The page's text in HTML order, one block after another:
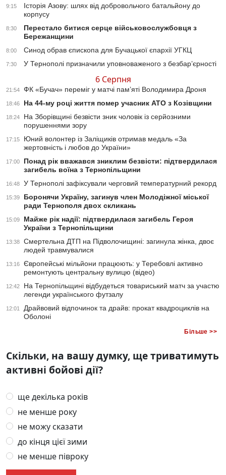
9:15
Історія Азову: шлях від добровольчого батальйону до
корпусу
8:30
Перестало битися серце військовослужбовця з
Бережанщини
8:00 Синод обрав єпископа для Бучацької єпархії УГКЦ
7:30 У Тернополі призначили уповноваженого з безбар’єрності
6 Серпня
21:54 ФК «Бучач» переміг у матчі пам’яті Володимира Дроня
18:46 На 44-му році життя помер учасник АТО з Козівщини
18:24
На Зборівщині безвісти зник чоловік із серйозними
порушеннями зору
17:15
Юний волонтер із Заліщиків отримав медаль «За
жертовність і любов до України»
17:00
Понад рік вважався зниклим безвісти: підтвердилася
загибель воїна з Тернопільщини
16:48 У Тернополі зафіксували черговий температурний рекорд
15:39
Боронячи Україну, загинув член Молодіжної міської
ради Тернополя двох скликань
15:09
Майже рік надії: підтвердилася загибель Героя
України з Тернопільщини
13:38
Смертельна ДТП на Підволочищині: загинула жінка, двоє
людей травмувалися
13:16
Європейські мільйони працюють: у Теребовлі активно
ремонтують центральну вулицю (відео)
12:42
На Тернопільщині відбудеться товариський матч за участю
легенди українського футзалу
12:01
Драйвовий відпочинок та драйв: прокат квадроциклів на
Оболоні
Більше >>
Скільки, на вашу думку, ще триватимуть
активні бойові дії?
ще декілька років
не менше року
не можу сказати
до кінця цієї зими
не менше півроку